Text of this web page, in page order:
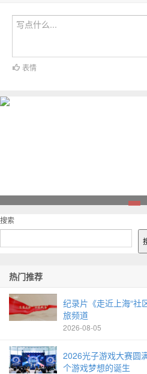
表情
搜索
热门推荐
纪录片《走近上海“社
旅频道
2026-08-05
2026光子游戏大赛圆
个游戏梦想的诞生